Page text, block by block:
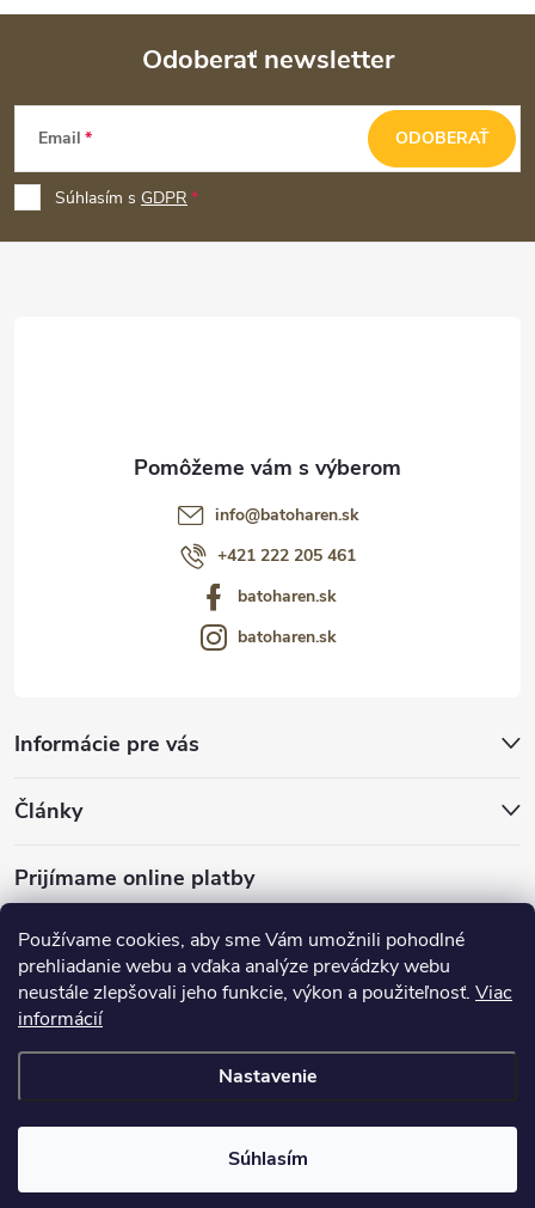
Používame cookies, aby sme Vám umožnili pohodlné
prehliadanie webu a vďaka analýze prevádzky webu
neustále zlepšovali jeho funkcie, výkon a použiteľnosť. Viac
informácií
Nastavenie
Súhlasím
Z
p
ä
Odoberať newsletter
Email
Súhlasím s GDPR
ODOBERAŤ
Informácie pre vás
Články
Prijímame online platby
info@batoharen.sk
+421 222 205 461
batoharen.sk
batoharen.sk
nastavenie cookies